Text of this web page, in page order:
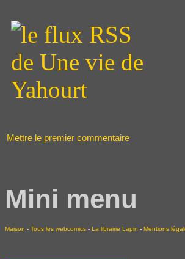
Mettre le premier commentaire
Mini menu
Maison - Tous les webcomics - La librairie Lapin - Mentions